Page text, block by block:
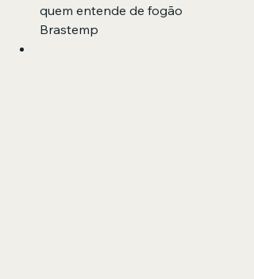
quem entende de fogão
Brastemp